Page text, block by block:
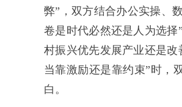
弊”，双方结合办公实操、
卷是时代必然还是人为选
村振兴优先发展产业还是
当靠激励还是靠约束”时，
白。